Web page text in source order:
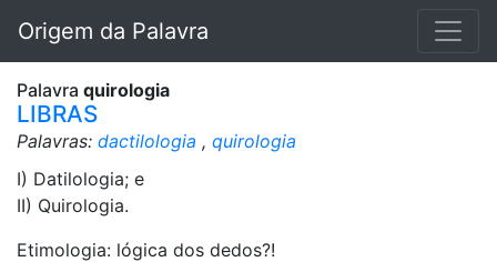
Origem da Palavra
Palavra quirologia
LIBRAS
Palavras: dactilologia , quirologia
I) Datilologia; e
II) Quirologia.
Etimologia: lógica dos dedos?!